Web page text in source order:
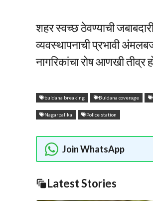
शहर स्वच्छ ठेवण्याची
व्यवस्थापनाची प्रभावी
नागरिकांचा रोष आणखी तीव्र
buldana breaking Buldana coverage
Nagarpalika Police station
Join WhatsApp
Latest Stories